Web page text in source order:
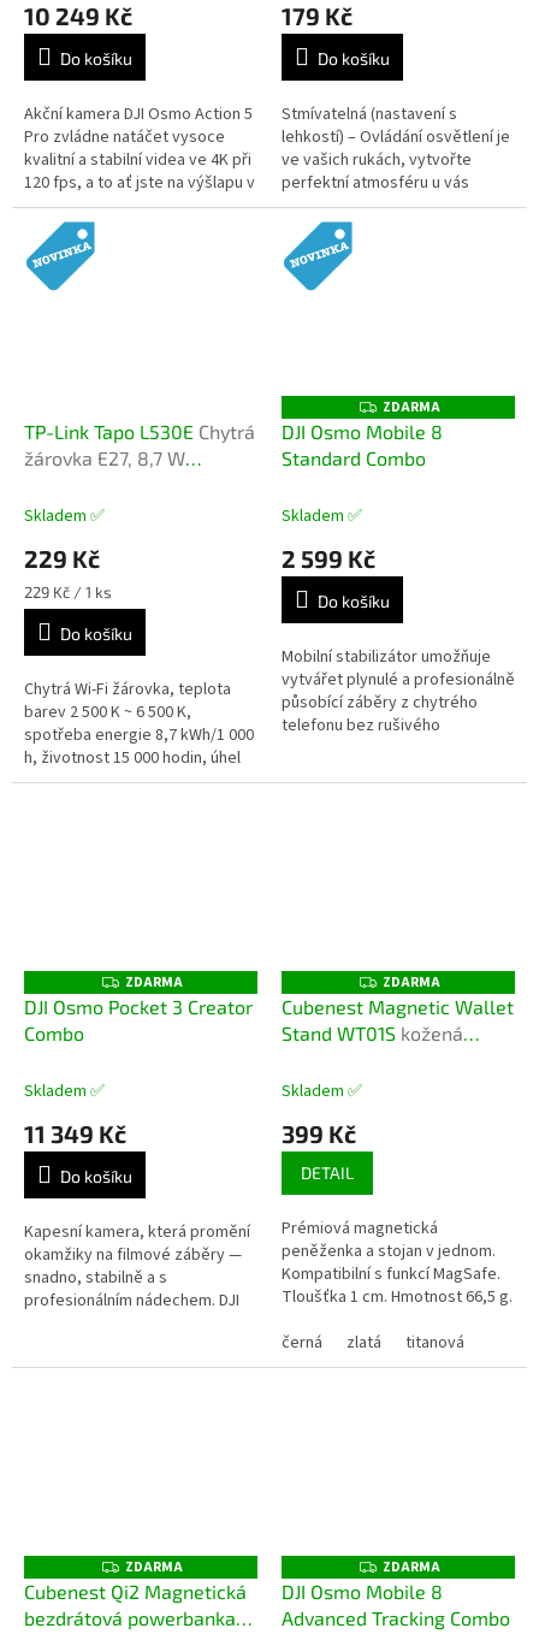
10 249 Kč
Do košíku
Akční kamera DJI Osmo Action 5
Pro zvládne natáčet vysoce
kvalitní a stabilní videa ve 4K při
120 fps, a to ať jste na výšlapu v
horách, krotíte vlny na surfu,
sjíždíte kopce na...
179 Kč
Do košíku
Stmívatelná (nastavení s
lehkostí) – Ovládání osvětlení je
ve vašich rukách, vytvořte
perfektní atmosféru u vás
doma, kdykoli. Stmívatelná
(nastavení pro vaše...
TP-Link Tapo L530E Chytrá
žárovka E27, 8,7 W
Skladem ✅
229 Kč
Měrná
cena:
229 Kč / 1 ks
Do košíku
Chytrá Wi-Fi žárovka, teplota
barev 2 500 K ~ 6 500 K,
spotřeba energie 8,7 kWh/1 000
h, životnost 15 000 hodin, úhel
paprsku 220°, dálkové a hlasové
Z
D
A
R
ZDARMA
DJI Osmo Mobile 8
Standard Combo
Skladem ✅
2 599 Kč
Do košíku
Mobilní stabilizátor umožňuje
vytvářet plynulé a profesionálně
působící záběry z chytrého
telefonu bez rušivého
Z
D
A
ZDARMA
DJI Osmo Pocket 3 Creator
Combo
Skladem ✅
11 349 Kč
Do košíku
Kapesní kamera, která promění
okamžiky na filmové záběry —
snadno, stabilně a s
profesionálním nádechem. DJI
videa:...
Z
D
A
R
ZDARMA
Cubenest Magnetic Wallet
Stand WT01S kožená
stojan
Skladem ✅
399 Kč
DETAIL
Prémiová magnetická
peněženka a stojan v jednom.
Kompatibilní s funkcí MagSafe.
Tloušťka 1 cm. Hmotnost 66,5 g.
černá
zlatá titanová
Z
D
A
R
M
ZDARMA
Cubenest Qi2 Magnetická
bezdrátová powerbanka
Z
D
A
R
ZDARMA
DJI Osmo Mobile 8
Advanced Tracking Combo